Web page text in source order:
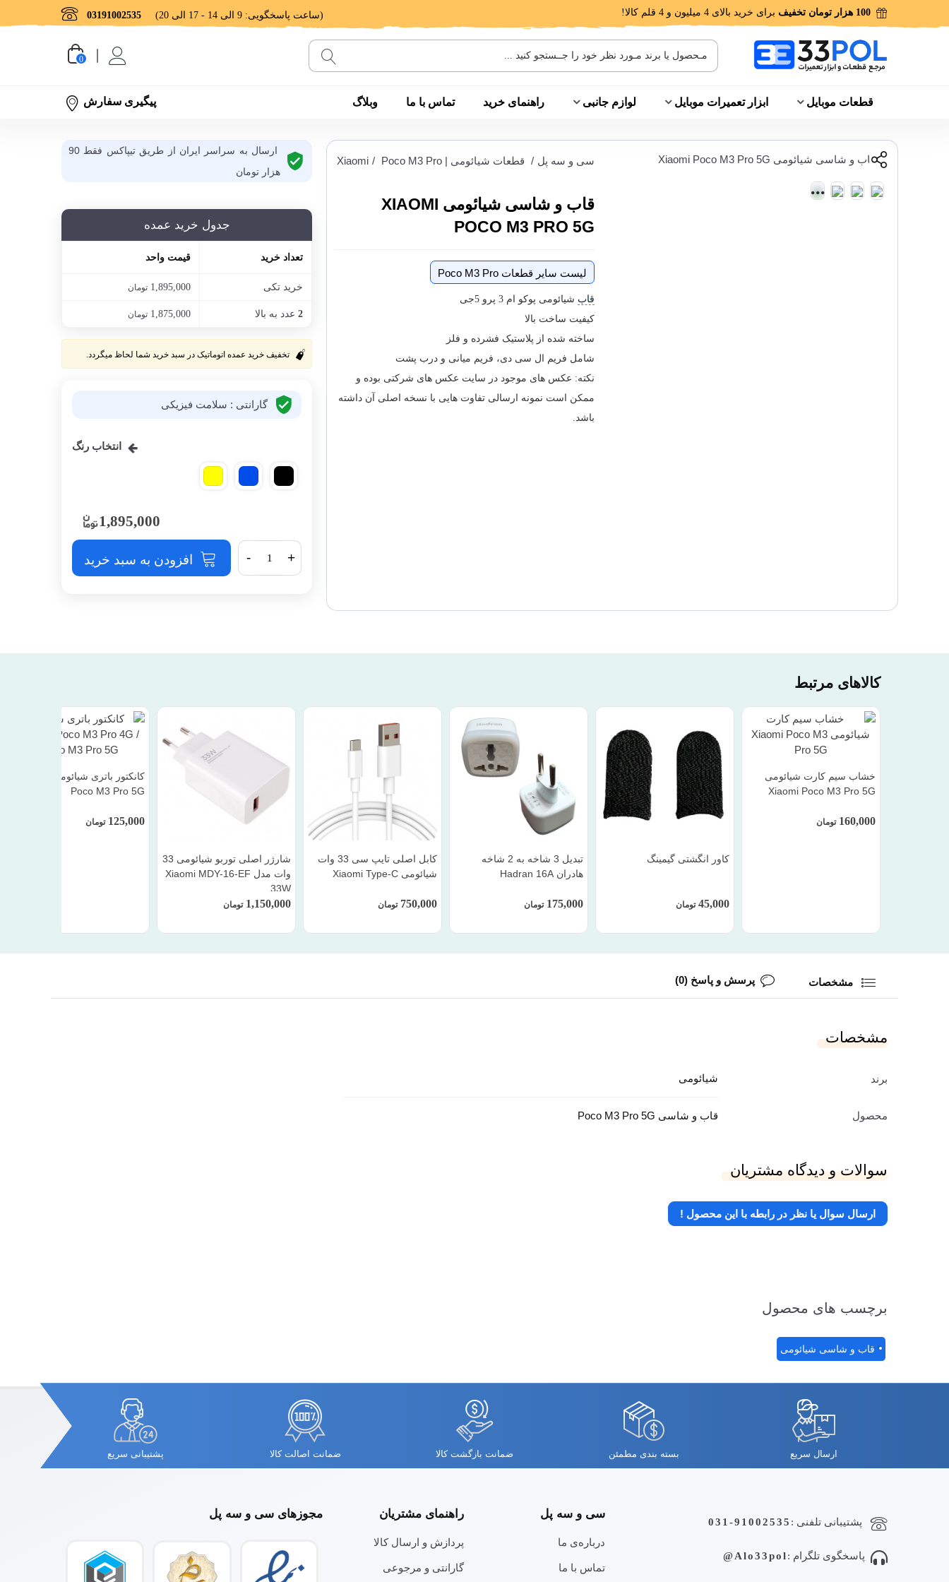
100 هزار تومان تخفیف برای خرید بالای 4 میلیون و 4 قلم کالا! 03191002535 (ساعت پاسخگویی: 9 الی 14 - 17 الی 20)
0
قطعات موبایل ابزار تعمیرات موبایل لوازم جانبی راهنمای خرید تماس با ما وبلاگ پیگیری سفارش
سی و سه پل / قطعات شیائومی | Xiaomi / Poco M3 Pro
قاب و شاسی شیائومی XIAOMI
POCO M3 PRO 5G
لیست سایر قطعات Poco M3 Pro
قاب شیائومی پوکو ام 3 پرو 5جی
کیفیت ساخت بالا
ساخته شده از پلاستیک فشرده و فلز
شامل فریم ال سی دی، فریم میانی و درب پشت
نکته: عکس های موجود در سایت عکس های شرکتی بوده و
ممکن است نمونه ارسالی تفاوت هایی با نسخه اصلی آن داشته
باشد.
ارسال به سراسر ایران از طریق تیپاکس فقط 90
هزار تومان
جدول خرید عمده
تعداد خرید قیمت واحد
خرید تکی 1,895,000 تومان
2عدد به بالا 1,875,000 تومان
تخفیف خرید عمده اتوماتیک در سبد خرید شما لحاظ میگردد.
گارانتی : سلامت فیزیکی
انتخاب رنگ
1,895,000
- + افزودن به سبد خرید
کالاهای مرتبط
خشاب سیم کارت شیائومی
Xiaomi Poco M3 Pro 5G
160,000 تومان
کاور انگشتی گیمینگ
45,000 تومان
تبدیل 3 شاخه به 2 شاخه
هادران Hadran 16A
175,000 تومان
کابل اصلی تایپ سی 33 وات
شیائومی Xiaomi Type-C
750,000 تومان
شارژر اصلی توربو شیائومی 33
وات مدل Xiaomi MDY-16-EF
33W
1,150,000 تومان
Poco M3 Pro 5G
125,000 تومان
مشخصات پرسش و پاسخ (0)
مشخصات
برند شیائومی
محصول قاب و شاسی Poco M3 Pro 5G
سوالات و دیدگاه مشتریان
ارسال سوال یا نظر در رابطه با این محصول !
برچسب های محصول
قاب و شاسی شیائومی
ارسال سریع بسته بندی مطمئن ضمانت بازگشت کالا ضمانت اصالت کالا پشتیبانی سریع
پشتیبانی تلفنی : 031-91002535
پاسخگوی تلگرام :Alo33pol@
سی و سه پل
درباره‌ی ما
تماس با ما
راهنمای مشتریان
پردازش و ارسال کالا
گارانتی و مرجوعی
مجوزهای سی و سه پل